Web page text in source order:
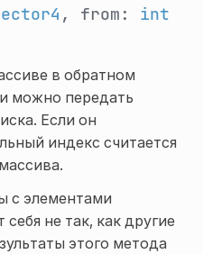
, from: int
в обратном
можно передать
Если он
индекс считается
с элементами
себя не так, как другие
этого метода